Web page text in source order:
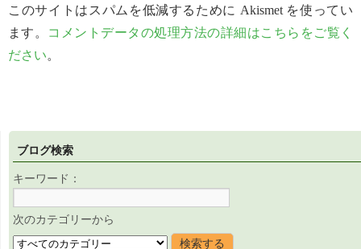
このサイトはスパムを低減するために Akismet を使ってい
ます。 コメントデータの処理方法の詳細はこちらをご覧く
ださい。
ブログ検索
キーワード：
次のカテゴリーから